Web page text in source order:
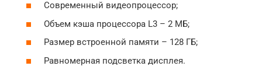
Современный видеопроцессор;
Объем кэша процессора L3 – 2 МБ;
Размер встроенной памяти – 128 ГБ;
Равномерная подсветка дисплея.